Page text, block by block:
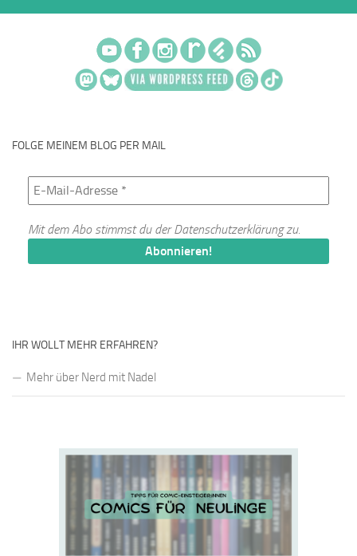
FOLGE MEINEM BLOG PER MAIL
Mit dem Abo stimmst du derDatenschutzerklärungzu.
IHR WOLLT MEHR ERFAHREN?
Mehr über Nerd mit Nadel